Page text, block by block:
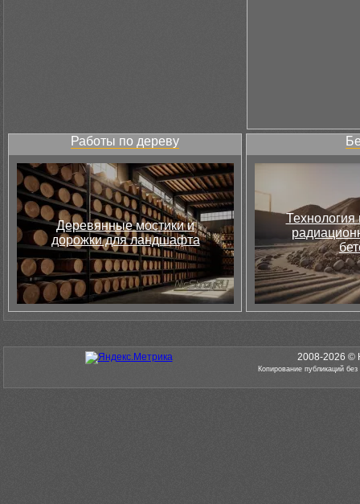
Работы по дереву
Деревянные мостики и
дорожки для ландшафта
Технология
2008-2026 ©
Копирование публикаций